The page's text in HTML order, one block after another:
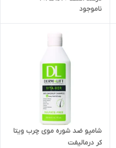
ناموجود
شامپو ضد شوره موی چرب ویتا
کر درمالیفت